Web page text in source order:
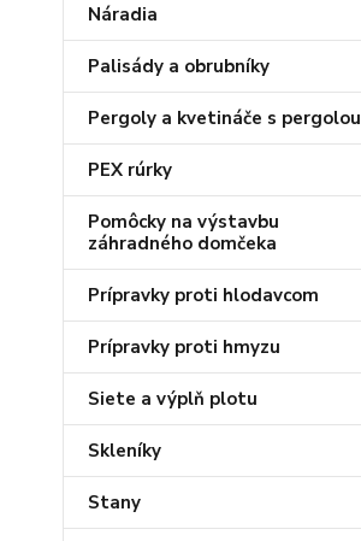
Náradia
Palisády a obrubníky
Pergoly a kvetináče s pergolou
PEX rúrky
Pomôcky na výstavbu
záhradného domčeka
Prípravky proti hlodavcom
Prípravky proti hmyzu
Siete a výplň plotu
Skleníky
Stany